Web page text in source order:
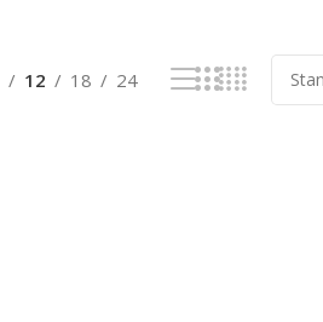
12 18 24